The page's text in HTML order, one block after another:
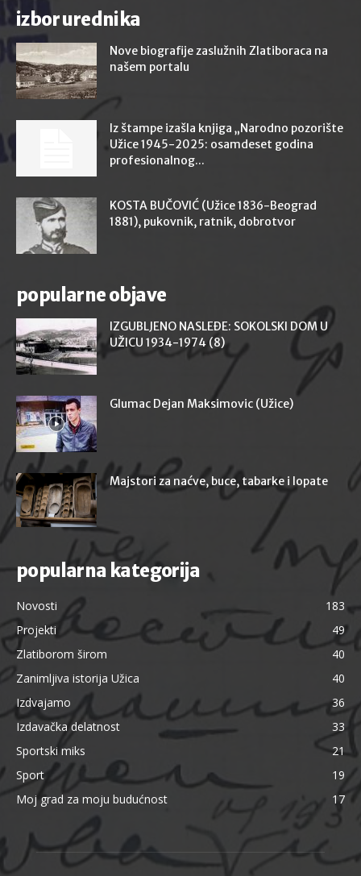
izbor urednika
Nove biografije zaslužnih Zlatiboraca na
našem portalu
Iz štampe izašla knjiga „Narodno pozorište
Užice 1945-2025: osamdeset godina
profesionalnog...
KOSTA BUČOVIĆ (Užice 1836-Beograd
1881), pukovnik, ratnik, dobrotvor
popularne objave
IZGUBLJENO NASLEĐE: SOKOLSKI DOM U
UŽICU 1934-1974 (8)
Glumac Dejan Maksimovic (Užice)
Majstori za naćve, buce, tabarke i lopate
popularna kategorija
Novosti
183
Projekti
49
Zlatiborom širom
40
Zanimljiva istorija Užica
40
Izdvajamo
36
Izdavačka delatnost
33
Sportski miks
21
Sport
19
Moj grad za moju budućnost
17